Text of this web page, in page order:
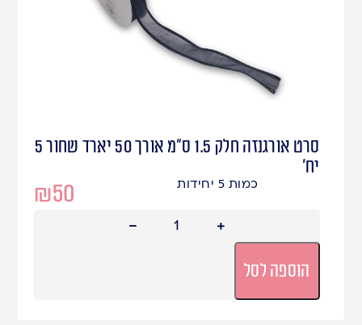
סרט אורגנזה חלק 1.5 ס"מ אורך 50 יארד שחור 5
יח'
₪50 כמות 5 יחידות
הוספה לסל